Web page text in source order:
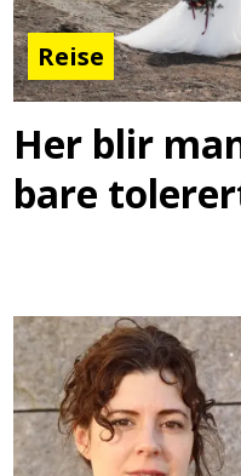
Reise
Her blir
bare